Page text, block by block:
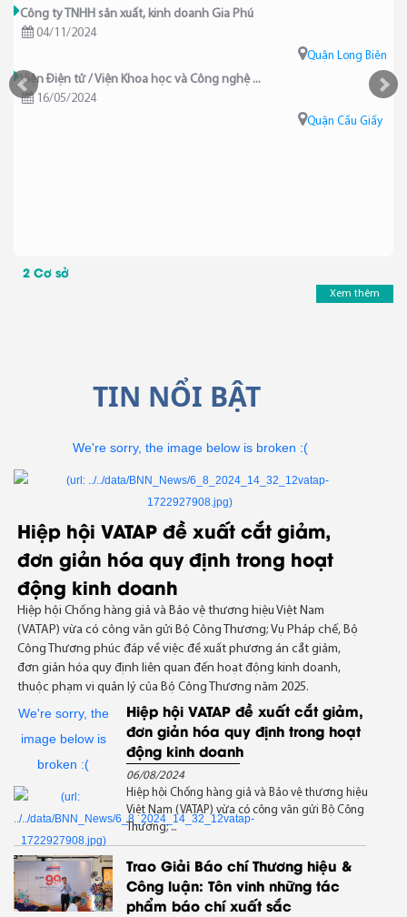
Công ty TNHH sản xuất, kinh doanh Gia Phú
04/11/2024
Quận Long Biên
Viện Điện tử / Viện Khoa học và Công nghệ ...
16/05/2024
Quận Cầu Giấy
2 Cơ sở
Xem thêm
TIN NỔI BẬT
Hiệp hội VATAP đề xuất cắt giảm,
đơn giản hóa quy định trong hoạt
động kinh doanh
Hiệp hội Chống hàng giả và Bảo vệ thương hiệu Việt Nam
(VATAP) vừa có công văn gửi Bộ Công Thương; Vụ Pháp chế, Bộ
Công Thương phúc đáp về việc đề xuất phương án cắt giảm,
đơn giản hóa quy định liên quan đến hoạt động kinh doanh,
thuộc phạm vi quản lý của Bộ Công Thương năm 2025.
Hiệp hội VATAP đề xuất cắt giảm,
đơn giản hóa quy định trong hoạt
động kinh doanh
06/08/2024
Hiệp hội Chống hàng giả và Bảo vệ thương hiệu
Việt Nam (VATAP) vừa có công văn gửi Bộ Công
Thương; ...
Trao Giải Báo chí Thương hiệu &
Công luận: Tôn vinh những tác
phẩm báo chí xuất sắc